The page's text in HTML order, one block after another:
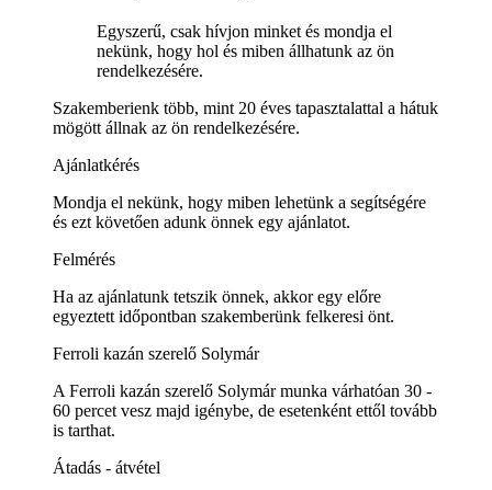
Egyszerű, csak hívjon minket és mondja el
nekünk, hogy hol és miben állhatunk az ön
rendelkezésére.
Szakemberienk több, mint 20 éves tapasztalattal a hátuk
mögött állnak az ön rendelkezésére.
Ajánlatkérés
Mondja el nekünk, hogy miben lehetünk a segítségére
és ezt követően adunk önnek egy ajánlatot.
Felmérés
Ha az ajánlatunk tetszik önnek, akkor egy előre
egyeztett időpontban szakemberünk felkeresi önt.
Ferroli kazán szerelő Solymár
A Ferroli kazán szerelő Solymár munka várhatóan 30 -
60 percet vesz majd igénybe, de esetenként ettől tovább
is tarthat.
Átadás - átvétel